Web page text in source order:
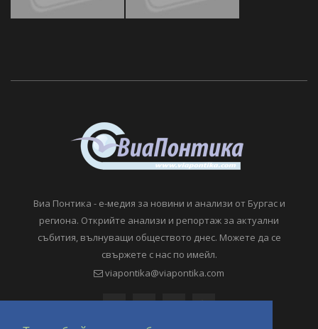
Виа Понтика - е-медия за новини и анализи от Бургас и
региона. Открийте анализи и репортаж за актуални
събития, вълнуващи обществото днес. Можете да се
свържете с нас по имейл.
viapontika@viapontika.com